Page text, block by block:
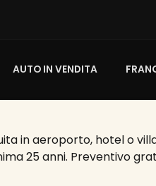
AUTO IN VENDITA
in aeroporto, hotel o
25 anni. Preventivo